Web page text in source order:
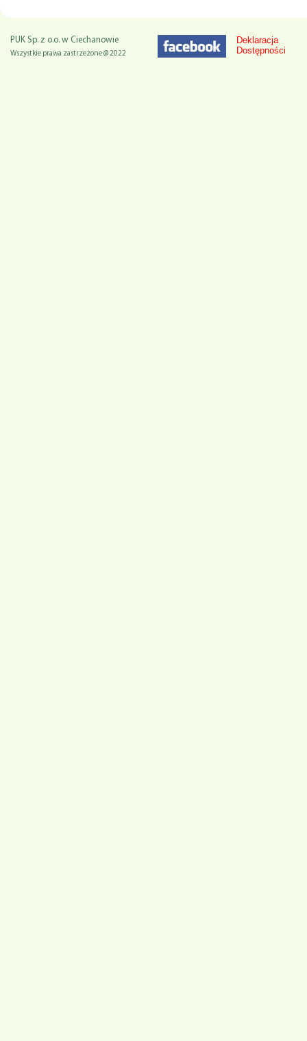
PUK Sp. z o.o. w Ciechanowie
Wszystkie prawa zastrzeżone @ 2022
Deklaracja
Dostępności